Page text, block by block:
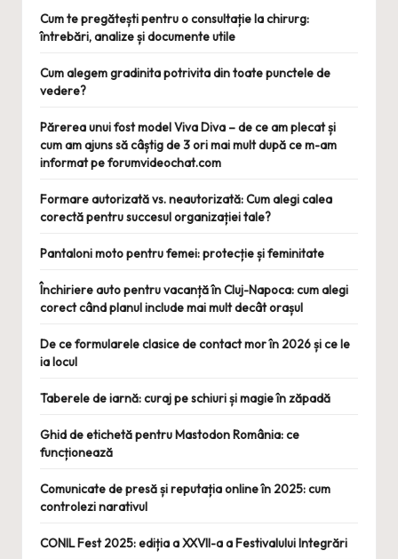
Cum te pregătești pentru o consultație la chirurg:
întrebări, analize și documente utile
Cum alegem gradinita potrivita din toate punctele de
vedere?
Părerea unui fost model Viva Diva – de ce am plecat și
cum am ajuns să câștig de 3 ori mai mult după ce m-am
informat pe forumvideochat.com
Formare autorizată vs. neautorizată: Cum alegi calea
corectă pentru succesul organizației tale?
Pantaloni moto pentru femei: protecție și feminitate
Închiriere auto pentru vacanță în Cluj-Napoca: cum alegi
corect când planul include mai mult decât orașul
De ce formularele clasice de contact mor în 2026 și ce le
ia locul
Taberele de iarnă: curaj pe schiuri și magie în zăpadă
Ghid de etichetă pentru Mastodon România: ce
funcționează
Comunicate de presă și reputația online în 2025: cum
controlezi narativul
CONIL Fest 2025: ediția a XXVII-a a Festivalului Integrări